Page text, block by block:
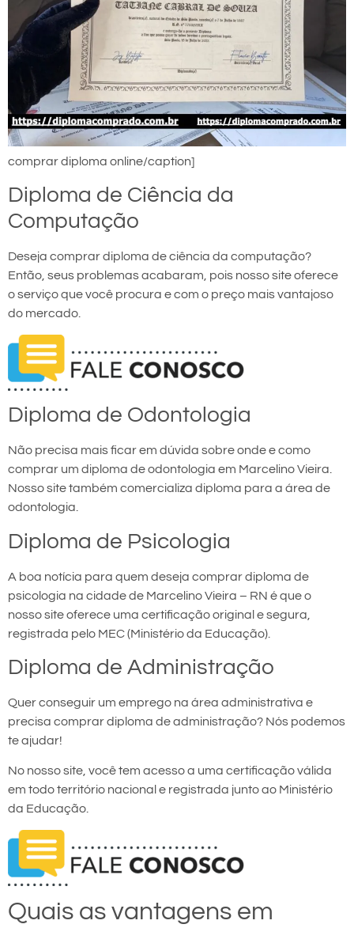
comprar diploma online/caption]
Diploma de Ciência da
Computação
Deseja comprar diploma de ciência da computação?
Então, seus problemas acabaram, pois nosso site oferece
o serviço que você procura e com o preço mais vantajoso
do mercado.
Diploma de Odontologia
Não precisa mais ficar em dúvida sobre onde e como
comprar um diploma de odontologia em Marcelino Vieira.
Nosso site também comercializa diploma para a área de
odontologia.
Diploma de Psicologia
A boa notícia para quem deseja comprar diploma de
psicologia na cidade de Marcelino Vieira – RN é que o
nosso site oferece uma certificação original e segura,
registrada pelo MEC (Ministério da Educação).
Diploma de Administração
Quer conseguir um emprego na área administrativa e
precisa comprar diploma de administração? Nós podemos
te ajudar!
No nosso site, você tem acesso a uma certificação válida
em todo território nacional e registrada junto ao Ministério
da Educação.
Quais as vantagens em